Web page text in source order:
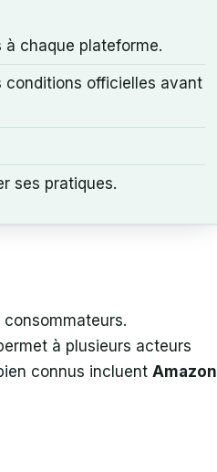
chaque plateforme.
conditions officielles avant
ses pratiques.
à plusieurs acteurs
connus incluent Amazon